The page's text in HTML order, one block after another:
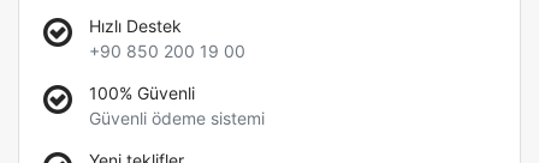
Hızlı Destek
+90 850 200 19 00
100% Güvenli
Güvenli ödeme sistemi